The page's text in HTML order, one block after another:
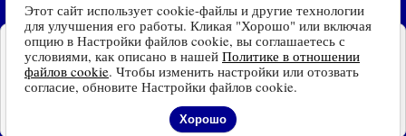
Установите наш сайт на
Ваше устройство
Доступно для устройств
на платформе Android
Установить
Люстры, светильники и другие приборы освещения для
дома и улицы с доставкойпо всей России. Все права
защищены.
Информация о технических характеристиках, стране изготовления, внешнем
виде и цвете товаровносит справочный
и основывается на последних доступных к моменту публикации
сведениях
Этот сайт использует cookie-файлы и другие технологии
для улучшения его работы. Кликая "Хорошо" или включая
опцию в Настройки файлов cookie, вы соглашаетесь с
условиями, как описано в нашей Политике в отношении
файлов cookie. Чтобы изменить настройки или отозвать
согласие, обновите Настройки файлов cookie.
Хорошо